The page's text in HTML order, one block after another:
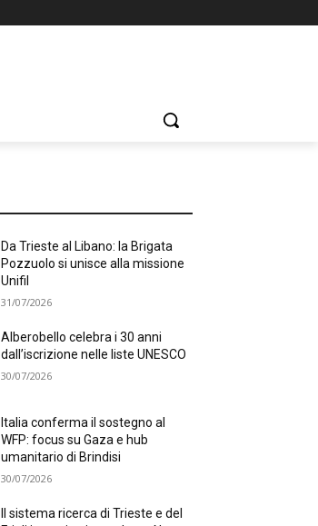
Da Trieste al Libano: la Brigata
Pozzuolo si unisce alla missione
Unifil
31/07/2026
Alberobello celebra i 30 anni
dall’iscrizione nelle liste UNESCO
30/07/2026
Italia conferma il sostegno al
WFP: focus su Gaza e hub
umanitario di Brindisi
30/07/2026
Il sistema ricerca di Trieste e del